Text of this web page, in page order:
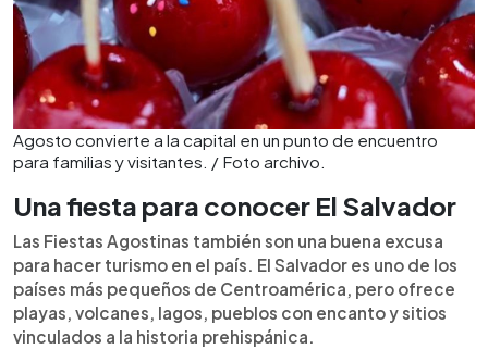
Agosto convierte a la capital en un punto de encuentro
para familias y visitantes. / Foto archivo.
Una fiesta para conocer El Salvador
Las Fiestas Agostinas también son una buena excusa
para hacer turismo en el país. El Salvador es uno de los
países más pequeños de Centroamérica, pero ofrece
playas, volcanes, lagos, pueblos con encanto y sitios
vinculados a la historia prehispánica.